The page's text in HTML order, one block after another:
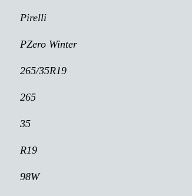
Pirelli
PZero Winter
265/35R19
265
35
R19
98W